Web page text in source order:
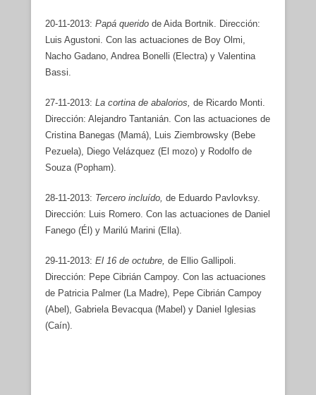
20-11-2013: Papá querido de Aida Bortnik. Dirección:
Luis Agustoni. Con las actuaciones de Boy Olmi,
Nacho Gadano, Andrea Bonelli (Electra) y Valentina
Bassi.
27-11-2013: La cortina de abalorios, de Ricardo Monti.
Dirección: Alejandro Tantanián. Con las actuaciones de
Cristina Banegas (Mamá), Luis Ziembrowsky (Bebe
Pezuela), Diego Velázquez (El mozo) y Rodolfo de
Souza (Popham).
28-11-2013: Tercero incluído, de Eduardo Pavlovksy.
Dirección: Luis Romero. Con las actuaciones de Daniel
Fanego (Él) y Marilú Marini (Ella).
29-11-2013: El 16 de octubre, de Ellio Gallipoli.
Dirección: Pepe Cibrián Campoy. Con las actuaciones
de Patricia Palmer (La Madre), Pepe Cibrián Campoy
(Abel), Gabriela Bevacqua (Mabel) y Daniel Iglesias
(Caín).